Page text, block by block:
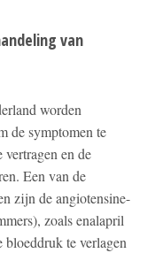
van
worden
de symptomen te
vertragen en de
Een van de
zijn de angiotensine-
zoals enalapril
te verlagen